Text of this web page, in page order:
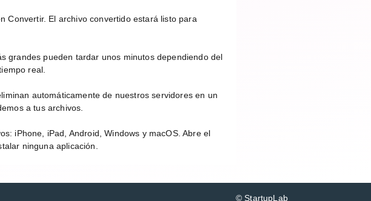
Convertir. El archivo convertido estará listo para
grandes pueden tardar unos minutos dependiendo del
real.
automáticamente de nuestros servidores en un
a tus archivos.
iPhone, iPad, Android, Windows y macOS. Abre el
ninguna aplicación.
© StartupLab